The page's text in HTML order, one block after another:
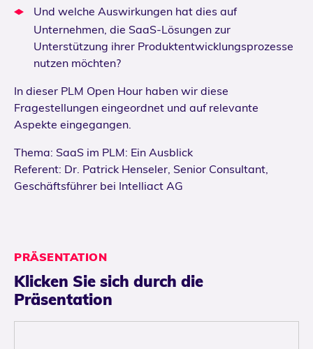
Und welche Auswirkungen hat dies auf
Unternehmen, die SaaS-Lösungen zur
Unterstützung ihrer Produktentwicklungsprozesse
nutzen möchten?
In dieser PLM Open Hour haben wir diese
Fragestellungen eingeordnet und auf relevante
Aspekte eingegangen.
Thema: SaaS im PLM: Ein Ausblick
Referent: Dr. Patrick Henseler, Senior Consultant,
Geschäftsführer bei Intelliact AG
PRÄSENTATION
Klicken Sie sich durch die
Präsentation